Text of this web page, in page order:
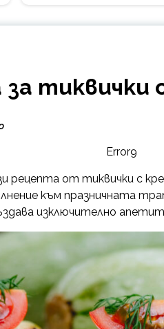
тиквички
Error9
рецепта от тиквички с
към празничната
изключително